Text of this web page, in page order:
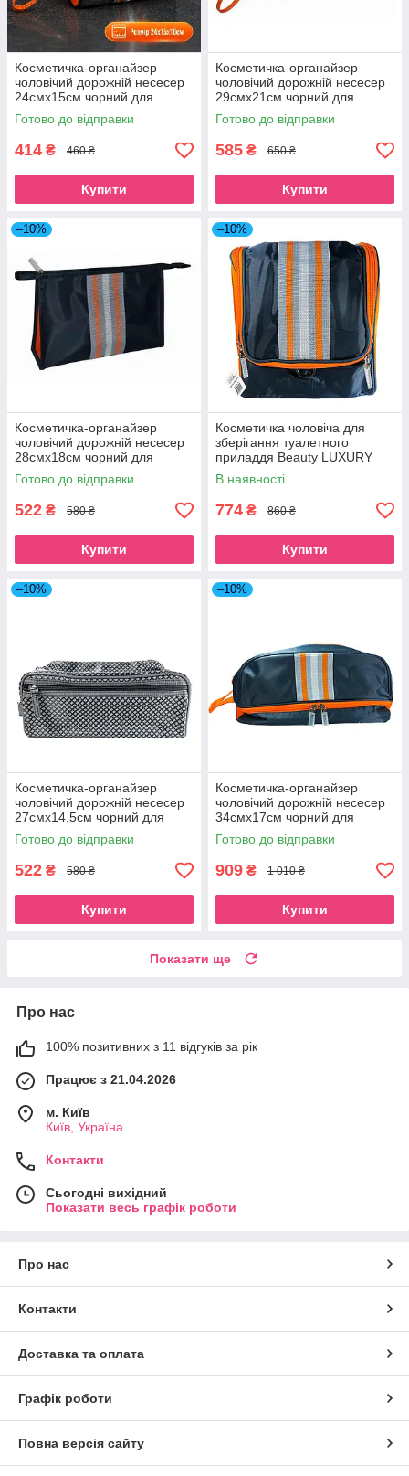
Косметичка-органайзер
чоловічий дорожній несесер
24смх15см чорний для
туалетного приладдя Beauty
Luxury
Готово до відправки
414 ₴ 460 ₴
Купити
Косметичка-органайзер
чоловічий дорожній несесер
29смх21см чорний для
туалетного приладдя Beauty
Luxury
Готово до відправки
585 ₴ 650 ₴
Купити
–10%
Косметичка-органайзер
чоловічий дорожній несесер
28смх18см чорний для
туалетного приладдя Beauty
Luxury
Готово до відправки
522 ₴ 580 ₴
Купити
–10%
Косметичка чоловіча для
зберігання туалетного
приладдя Beauty LUXURY
MB-7005
В наявності
774 ₴ 860 ₴
Купити
–10%
Косметичка-органайзер
чоловічий дорожній несесер
27смх14,5см чорний для
туалетного приладдя Beauty
Luxury
Готово до відправки
522 ₴ 580 ₴
Купити
–10%
Косметичка-органайзер
чоловічий дорожній несесер
34смх17см чорний для
туалетного приладдя Beauty
Luxury
Готово до відправки
909 ₴ 1 010 ₴
Купити
Показати ще
Про нас
100% позитивних з 11 відгуків за рік
Працює з 21.04.2026
м. Київ
Київ, Україна
Контакти
Сьогодні вихідний
Показати весь графік роботи
Про нас
Контакти
Доставка та оплата
Графік роботи
Повна версія сайту